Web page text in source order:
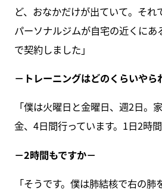
ど、おなかだけが出ていて。それ
パーソナルジムが自宅の近くにあ
で契約しました」
－トレーニングはどのくらいやら
「僕は火曜日と金曜日、週2日。
金、4日間行っています。1日2時
－2時間もですか－
「そうです。僕は肺結核で右の